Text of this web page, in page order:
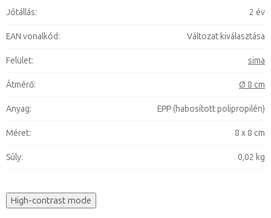
Jótállás: 2 év
EAN vonalkód: Változat kiválasztása
Felület: sima
Átmérő: Ø 8 cm
Anyag: EPP (habosított polipropilén)
Méret: 8 x 8 cm
Súly: 0,02 kg
High-contrast mode